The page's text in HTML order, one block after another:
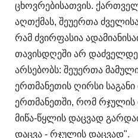
ცხოვრებისათვის.
აღთქმას, შეუერთა
რამ ძვირფასია
თავისდღეში არ
არსებობს: შეუერთა
ერთმანეთის ღირსი საგანი
ერთმანეთში, რომ
მიწა-წყლის დაცვად
დაცვა - რჯულის დაცვად".